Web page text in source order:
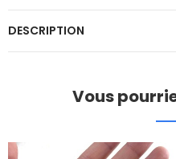
DESCRIPTION
Vous